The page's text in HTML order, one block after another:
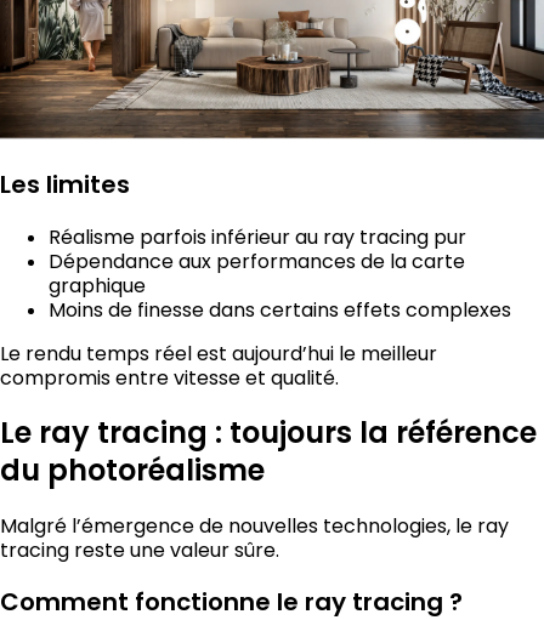
Les limites
Réalisme parfois inférieur au ray tracing pur
Dépendance aux performances de la carte
graphique
Moins de finesse dans certains effets complexes
Le rendu temps réel est aujourd’hui le meilleur
compromis entre vitesse et qualité.
Le ray tracing : toujours la référence
du photoréalisme
Malgré l’émergence de nouvelles technologies, le ray
tracing reste une valeur sûre.
Comment fonctionne le ray tracing ?